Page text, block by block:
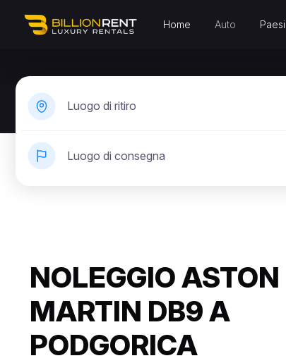
Home Auto Paesi
Luogo di ritiro
Luogo di consegna
NOLEGGIO ASTON
MARTIN DB9 A
PODGORICA